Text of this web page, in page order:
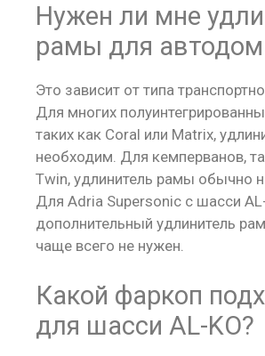
Нужен ли мне
рамы для
Это зависит от типа
Для многих
таких как Coral или Matrix,
необходим. Для кемперванов,
Twin, удлинитель рамы обычно
Для Adria Supersonic с шасси
дополнительный удлинитель
чаще всего не нужен.
Какой фаркоп
для шасси AL-KO?